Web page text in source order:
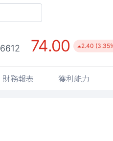
6612 74.00 2.40
財務報表 獲利能力